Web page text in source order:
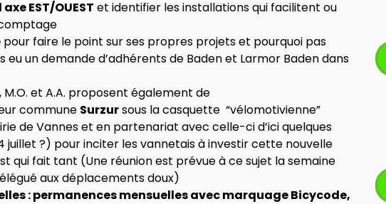
EST/OUEST et identifier les installations qui facilitent ou
pour faire le point sur ses propres projets et pourquoi pas
eu un demande d’adhérents de Baden et Larmor Baden dans
et A.A. proposent également de
commune Surzursous la casquette “vélomotivienne”
de Vannes et en partenariat avec celle-ci d’ici quelques
juillet ?) pour inciter les vannetais à investir cette nouvelle
qui fait tant (Une réunion est prévue à ce sujet la semaine
aux déplacements doux)
: permanences mensuelles avec marquage Bicycode,